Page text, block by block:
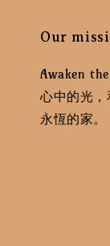
Our
Awaken
心中的光
永恆的家。